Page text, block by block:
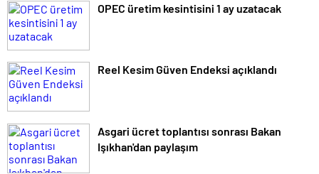
OPEC üretim kesintisini 1 ay uzatacak
Reel Kesim Güven Endeksi açıklandı
Asgari ücret toplantısı sonrası Bakan
Işıkhan'dan paylaşım